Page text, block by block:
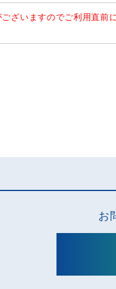
ざいますのでご利用直前
お